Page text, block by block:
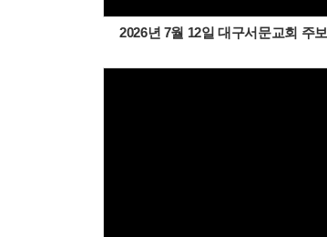
2026년 7월 12일 대구서문교회 주보